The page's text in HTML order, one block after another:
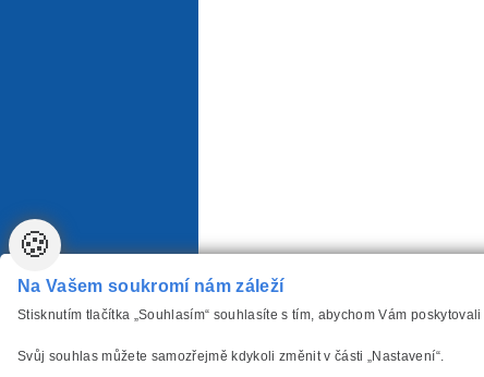
🍪
Na Vašem soukromí nám záleží
Stisknutím tlačítka „Souhlasím“ souhlasíte s tím, abychom Vám
Svůj souhlas můžete samozřejmě kdykoli změnit v části „Nastavení“.